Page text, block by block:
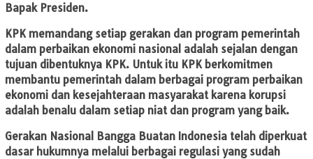
Bapak Presiden.
KPK memandang setiap gerakan dan program pemerintah
dalam perbaikan ekonomi nasional adalah sejalan dengan
tujuan dibentuknya KPK. Untuk itu KPK berkomitmen
membantu pemerintah dalam berbagai program perbaikan
ekonomi dan kesejahteraan masyarakat karena korupsi
adalah benalu dalam setiap niat dan program yang baik.
Gerakan Nasional Bangga Buatan Indonesia telah diperkuat
dasar hukumnya melalui berbagai regulasi yang sudah